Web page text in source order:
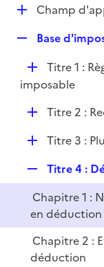
p
r
D
l
i
e
r
Champ
p
l
i
e
r
Base
D
é
Titre 1 :
imposable
D
e
r
Titre 2 :
D
l
i
e
r
Titre 3 :
e
p
l
i
e
Titre 4 :
Chapitre 1 :
en déduction
Chapitre 2 :
déduction